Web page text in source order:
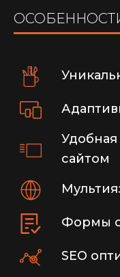
Удобная
сайтом
Формы
SEO